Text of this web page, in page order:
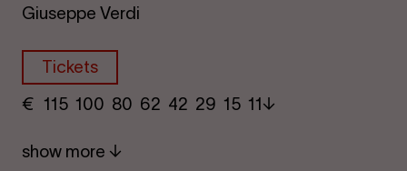
Giuseppe Verdi
Tickets
€ ​ 115 100 80​ 62 42 29​ 15 11
show more